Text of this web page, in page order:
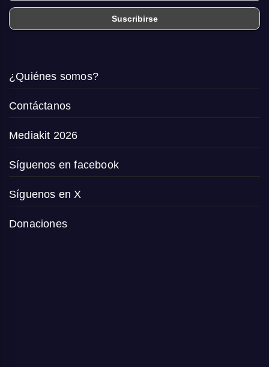
¿Quiénes somos?
Contáctanos
Mediakit 2026
Síguenos en facebook
Síguenos en X
Donaciones